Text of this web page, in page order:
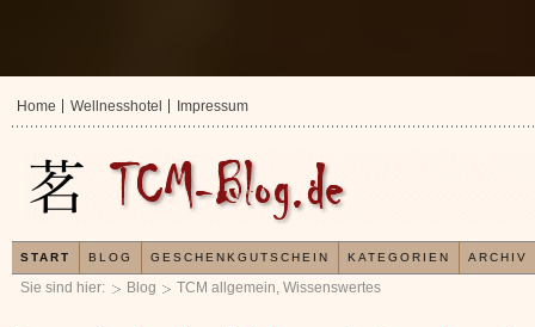
Sie sind hier: Blog TCM allgemein, Wissenswertes
Home Wellnesshotel Impressum
START BLOG GESCHENKGUTSCHEIN KATEGORIEN ARCHIV